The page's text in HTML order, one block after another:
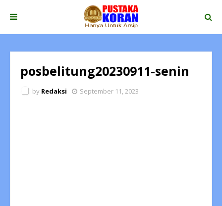
posbelitung20230911-senin
by Redaksi September 11, 2023